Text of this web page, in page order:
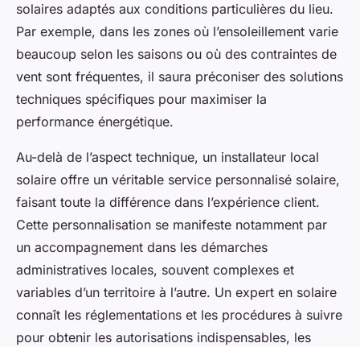
solaires adaptés aux conditions particulières du lieu.
Par exemple, dans les zones où l’ensoleillement varie
beaucoup selon les saisons ou où des contraintes de
vent sont fréquentes, il saura préconiser des solutions
techniques spécifiques pour maximiser la
performance énergétique.
Au-delà de l’aspect technique, un installateur local
solaire offre un véritable service personnalisé solaire,
faisant toute la différence dans l’expérience client.
Cette personnalisation se manifeste notamment par
un accompagnement dans les démarches
administratives locales, souvent complexes et
variables d’un territoire à l’autre. Un expert en solaire
connaît les réglementations et les procédures à suivre
pour obtenir les autorisations indispensables, les